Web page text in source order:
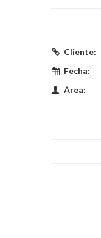
Cliente:
Fecha:
Área: